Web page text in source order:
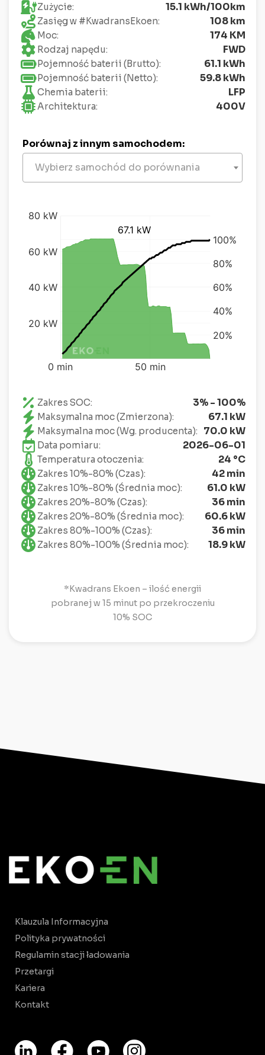
Zużycie: 15.1 kWh/100km
Zasięg w #KwadransEkoen: 108 km
Moc: 174 KM
Rodzaj napędu: FWD
Pojemność baterii (Brutto): 61.1 kWh
Pojemność baterii (Netto): 59.8 kWh
Chemia baterii: LFP
Architektura: 400V
Porównaj z innym samochodem:
Wybierz samochód do porównania
Zakres SOC: 3% - 100%
Maksymalna moc (Zmierzona): 67.1 kW
Maksymalna moc (Wg. producenta): 70.0 kW
Data pomiaru: 2026-06-01
Temperatura otoczenia: 24 °C
Zakres 10%-80% (Czas): 42 min
Zakres 10%-80% (Średnia moc): 61.0 kW
Zakres 20%-80% (Czas): 36 min
Zakres 20%-80% (Średnia moc): 60.6 kW
Zakres 80%-100% (Czas): 36 min
Zakres 80%-100% (Średnia moc): 18.9 kW
*Kwadrans Ekoen – ilość energii
pobranej w 15 minut po przekroczeniu
10% SOC
Klauzula Informacyjna
Polityka prywatności
Regulamin stacji ładowania
Przetargi
Kariera
Kontakt